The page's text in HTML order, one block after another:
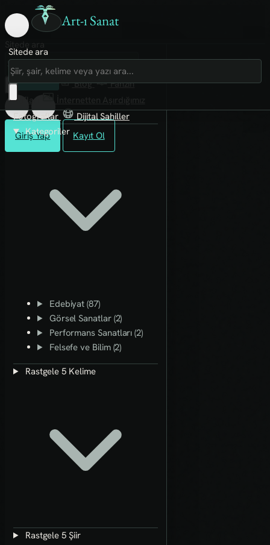
Art-ı Sanat
Giriş Yap Kayıt Ol
Sitede ara
Art-ı Sosyal
İmece
Kütüphane
Blog
Fanzin
Rafları
Fotoğraflar
Dijital Sahiller
Kategoriler
Edebiyat (87)
Görsel Sanatlar (2)
Performans Sanatları (2)
Felsefe ve Bilim (2)
Rastgele 5 Kelime
Rastgele 5 Şiir